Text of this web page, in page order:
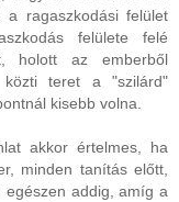
ragaszkodási felület
felülete felé
holott az emberből
közti teret a "szilárd"
kisebb volna.
akkor értelmes, ha
minden tanítás előtt,
egészen addig, amíg a